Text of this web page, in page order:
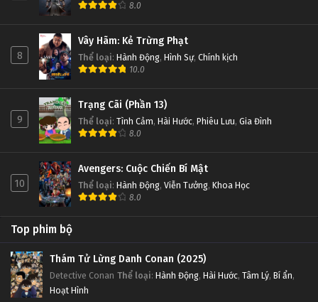
8.0
8
Vây Hãm: Kẻ Trừng Phạt
Thể loại: Hành Động, Hình Sự, Chính kịch
10.0
9
Trạng Cãi (Phần 13)
Thể loại: Tình Cảm, Hài Hước, Phiêu Lưu, Gia Đình
8.0
10
Avengers: Cuộc Chiến Bí Mật
Thể loại: Hành Động, Viễn Tưởng, Khoa Học
8.0
Top phim bộ
Thám Tử Lừng Danh Conan (2025)
Detective Conan Thể loại: Hành Động, Hài Hước, Tâm Lý, Bí ẩn,
Hoạt Hình